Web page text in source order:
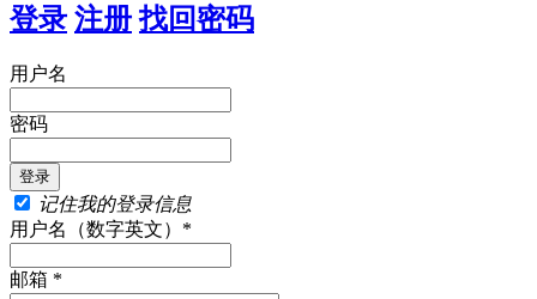
登录 注册 找回密码
用户名
密码
记住我的登录信息
用户名（数字英文）*
邮箱 *